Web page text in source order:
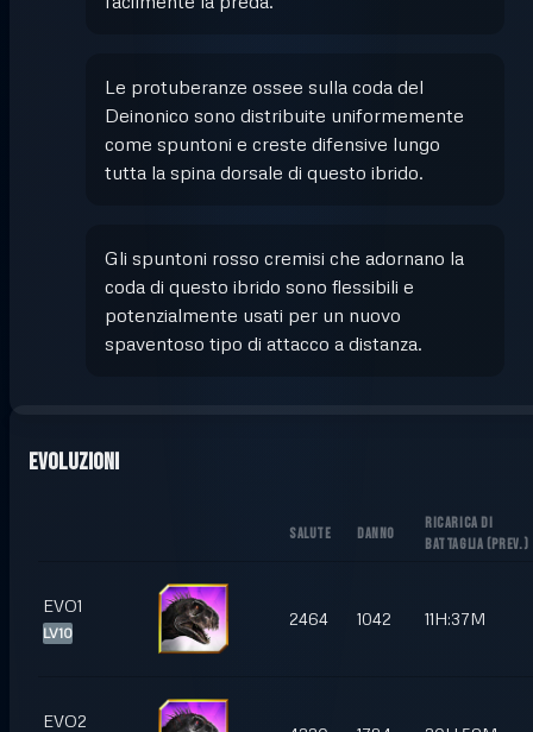
Le protuberanze ossee sulla coda del
Deinonico sono distribuite uniformemente
come spuntoni e creste difensive lungo
tutta la spina dorsale di questo ibrido.
Gli spuntoni rosso cremisi che adornano la
coda di questo ibrido sono flessibili e
potenzialmente usati per un nuovo
spaventoso tipo di attacco a distanza.
Evoluzioni
SALUTE DANNO
RICARICA DI
BATTAGLIA (PREV.)
EVO1
LV10
2464 1042 11H:37M
EVO2